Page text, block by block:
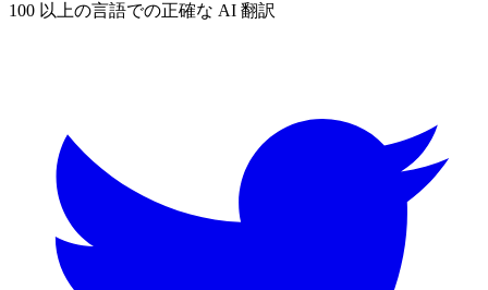
100 以上の言語での正確な AI 翻訳